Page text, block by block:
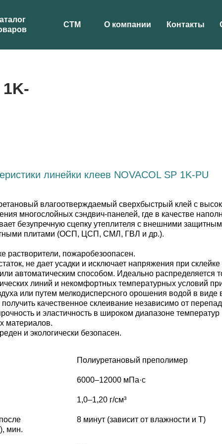
СТМ О компании Контакты
1K-
линейки клеев NOVACOL SP 1K-PU
влагоотверждаемый сверхбыстрый клей с
многослойных сэндвич-панелей, где в качестве
безупречную сцепку утеплителя с внешними
плитами (ОСП, ЦСП, СМЛ, ГВЛ и др.).
растворители, пожаробезоопасен.
не дает усадки и исключает напряжения при склейке
автоматическим способом. Идеально распределяется
линий и некомфортных температурных условий
или путем мелкодисперсного орошения водой в
качественное склеивание независимо от
и эластичность в широком диапазоне
материалов.
и экологически безопасен.
мин.
Полиуретановый преполимер
6000–12000 мПа·с
1,0–1,20 г/см³
8 минут (зависит от влажности и Т)